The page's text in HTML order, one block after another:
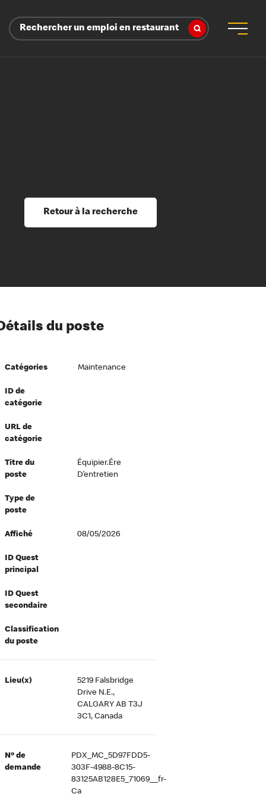
Rechercher un emploi en restaurant
et perfectionnement
du savoir
à l’égard de nos employés
directeurs
équité et inclusion
au travail
Retour à la recherche
du poste
Catégories Maintenance
ID de
catégorie
URL de
catégorie
Titre du
poste
Équipier.ére
D’entretien
Type de
poste
Affiché 08/05/2026
ID Quest
principal
ID Quest
secondaire
Classification
du poste
Lieu(x)
5219 Falsbridge
Drive N.E.,
CALGARY AB T3J
3C1, Canada
Nº de
demande
PDX_MC_5D97FDD5-
303F-4988-8C15-
83125AB128E5_71069__fr-
Ca